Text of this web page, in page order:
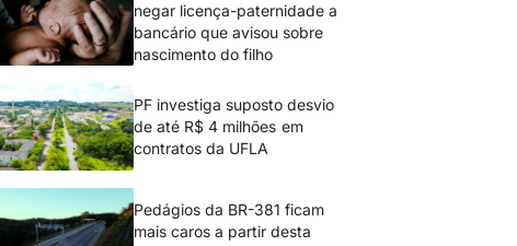
negar licença-paternidade a
bancário que avisou sobre
nascimento do filho
PF investiga suposto desvio
de até R$ 4 milhões em
contratos da UFLA
Pedágios da BR-381 ficam
mais caros a partir desta